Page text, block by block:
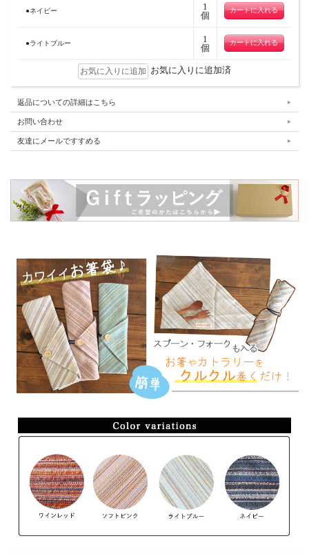
●ネイビー
1
個
●ライトブルー
1
個
お気に入りに追加済
返品についての詳細はこちら
お問い合わせ
友達にメールですすめる